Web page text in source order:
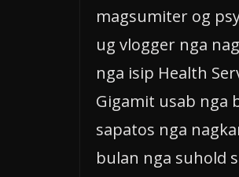
magsumiter og
ug vlogger nga
nga isip Health
Gigamit usab nga
sapatos nga
bulan nga suhold